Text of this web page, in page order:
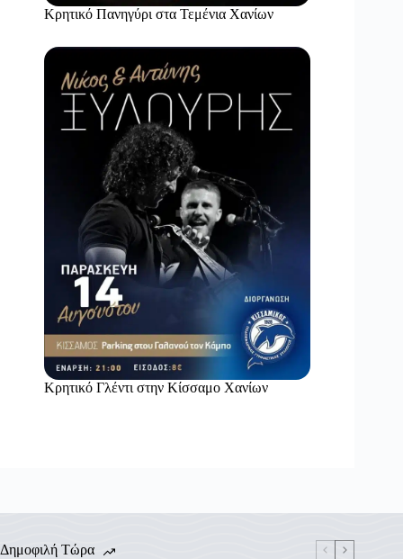
Κρητικό Πανηγύρι στα Τεμένια Χανίων
Κρητικό Γλέντι στην Κίσσαμο Χανίων
Δημοφιλή Τώρα